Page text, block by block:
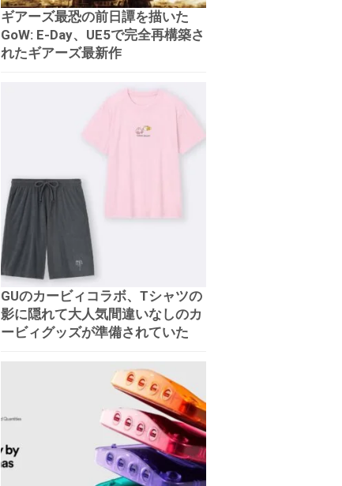
ギアーズ最恐の前日譚を描いた
GoW: E-Day、UE5で完全再構築さ
れたギアーズ最新作
GUのカービィコラボ、Tシャツの
影に隠れて大人気間違いなしのカ
ービィグッズが準備されていた